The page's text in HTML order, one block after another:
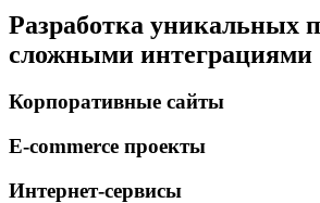
Разработка уникальных
сложными интеграциями
Корпоративные сайты
E-commerce проекты
Интернет-сервисы